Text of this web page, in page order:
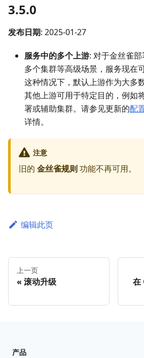
3.5.0
发布日期: 2025-01-27
服务中的多个上游: 对于金丝雀
多个集群等高级场景，服务现在
这种情况下，默认上游作为大多
其他上游可用于特定目的，例如
署或辅助集群。请参见更新的配
详情。
注意
旧的 金丝雀规则功能不再可用。
编辑此页
上一页
滚动升级
在
产品